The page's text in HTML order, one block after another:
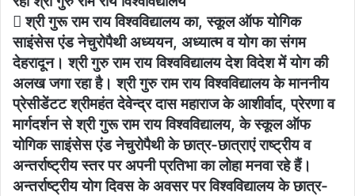
 श्री गुरू राम राय विश्वविद्यालय का, स्कूल ऑफ योगिक
साइंसेस एंड नेचुरोपैथी अध्ययन, अध्यात्म व योग का संगम
देहरादून। श्री गुरु राम राय विश्वविद्यालय देश विदेश में योग की
अलख जगा रहा है। श्री गुरु राम राय विश्वविद्यालय के माननीय
प्रेसीडेंटट श्रीमहंत देवेन्द्र दास महाराज के आशीर्वाद, प्रेरणा व
मार्गदर्शन से श्री गुरू राम राय विश्वविद्यालय, के स्कूल ऑफ
योगिक साइंसेस एंड नेचुरोपैथी के छात्र-छात्राएं राष्ट्रीय व
अन्तर्राष्ट्रीय स्तर पर अपनी प्रतिभा का लोहा मनवा रहे हैं।
अन्तर्राष्ट्रीय योग दिवस के अवसर पर विश्वविद्यालय के छात्र-